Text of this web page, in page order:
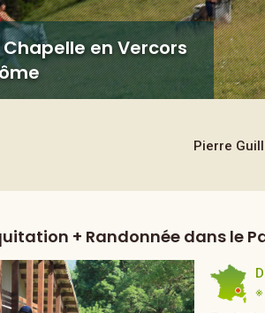
Chapelle en Vercors
Pierre
+ Randonnée dans le
※